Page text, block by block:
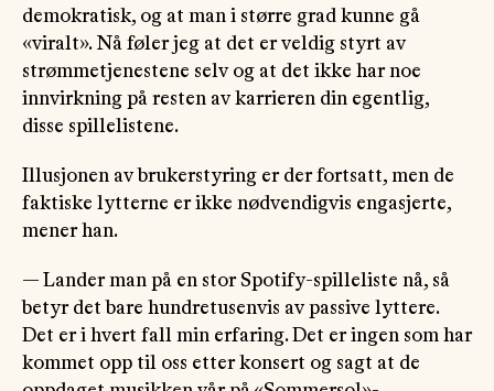
demokratisk, og at man i større grad kunne gå
«viralt». Nå føler jeg at det er veldig styrt av
strømmetjenestene selv og at det ikke har noe
innvirkning på resten av karrieren din egentlig,
disse spillelistene.
Illusjonen av brukerstyring er der fortsatt, men de
faktiske lytterne er ikke nødvendigvis engasjerte,
mener han.
— Lander man på en stor Spotify-spilleliste nå, så
betyr det bare hundretusenvis av passive lyttere.
Det er i hvert fall min erfaring. Det er ingen som har
kommet opp til oss etter konsert og sagt at de